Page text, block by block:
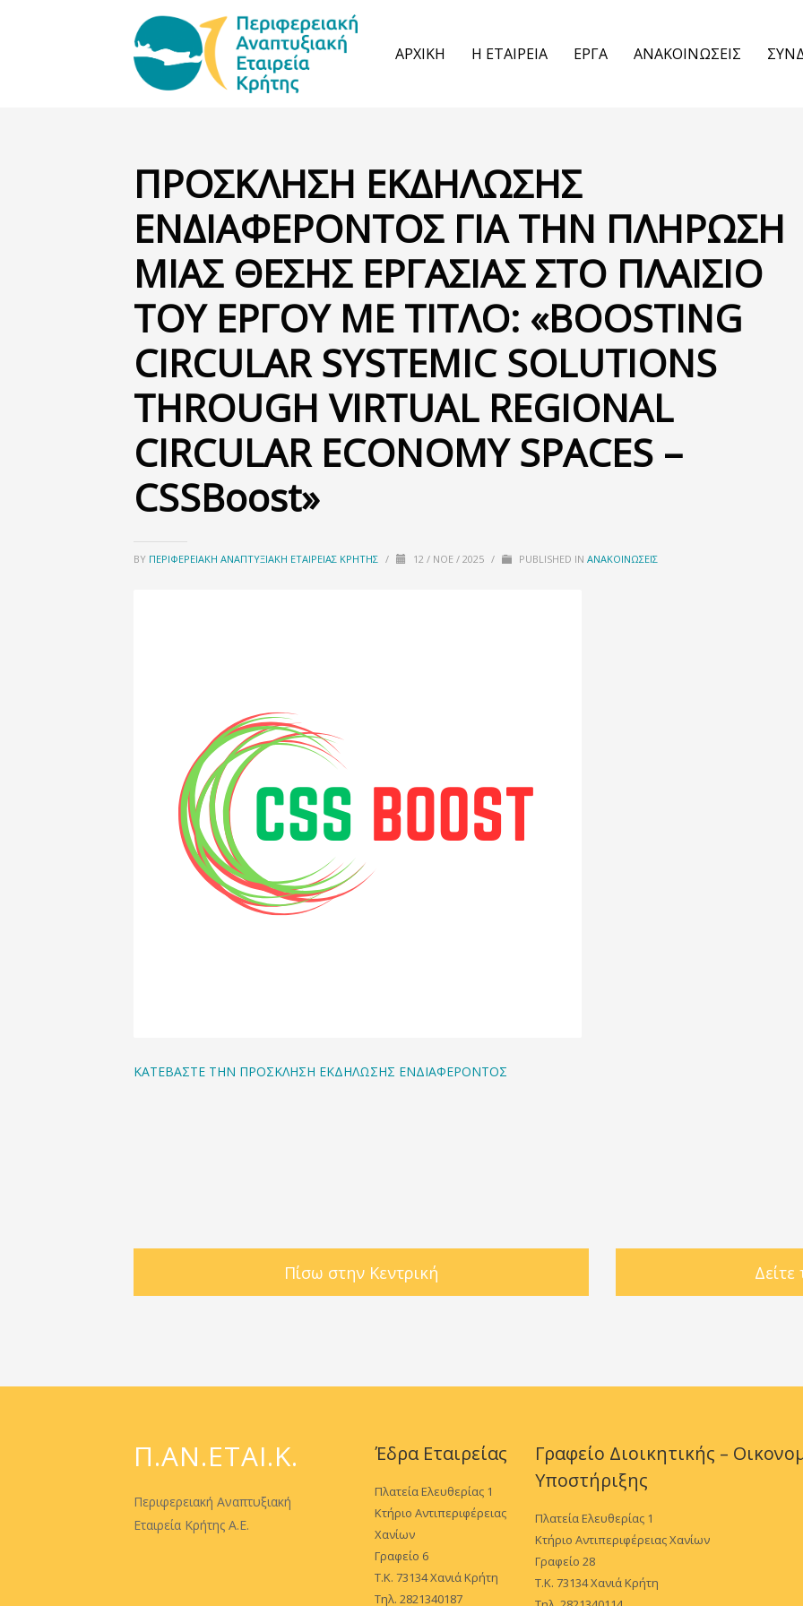
ΑΡΧΙΚΗ Η ΕΤΑΙΡΕΙΑ ΕΡΓΑ ΑΝΑΚΟΙΝΩΣΕΙΣ
ΠΡΟΣΚΛΗΣΗ ΕΚΔΗΛΩΣΗΣ
ΕΝΔΙΑΦΕΡΟΝΤΟΣ ΓΙΑ ΤΗΝ ΠΛΗΡΩΣΗ
ΜΙΑΣ ΘΕΣΗΣ ΕΡΓΑΣΙΑΣ ΣΤΟ ΠΛΑΙΣΙΟ
ΤΟΥ ΕΡΓΟΥ ΜΕ ΤΙΤΛΟ: «BOOSTING
CIRCULAR SYSTEMIC SOLUTIONS
THROUGH VIRTUAL REGIONAL
CIRCULAR ECONOMY SPACES –
CSSBoost»
BY ΠΕΡΙΦΕΡΕΙΑΚΉ ΑΝΑΠΤΥΞΙΑΚΉ ΕΤΑΙΡΕΊΑΣ ΚΡΉΤΗΣ / 12 / ΝΟΈ / 2025 / PUBLISHED INΑΝΑΚΟΙΝΏΣΕΙΣ
ΚΑΤΕΒΑΣΤΕ ΤΗΝ ΠΡΟΣΚΛΗΣΗ ΕΚΔΗΛΩΣΗΣ ΕΝΔΙΑΦΕΡΟΝΤΟΣ
Πίσω στην Κεντρική Δείτε
Π.ΑΝ.ΕΤΑΙ.Κ.
Περιφερειακή Αναπτυξιακή
Εταιρεία Κρήτης Α.Ε.
Έδρα Εταιρείας
Πλατεία Ελευθερίας 1
Κτήριο Αντιπεριφέρειας
Χανίων
Γραφείο 6
Τ.Κ. 73134 Χανιά Κρήτη
Τηλ. 2821340187
Γραφείο Διοικητικής –
Υποστήριξης
Πλατεία Ελευθερίας 1
Κτήριο Αντιπεριφέρειας Χανίων
Γραφείο 28
Τ.Κ. 73134 Χανιά Κρήτη